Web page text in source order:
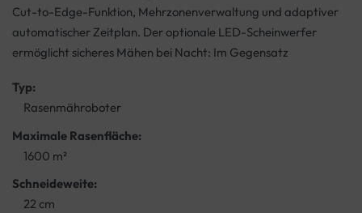
Cut-to-Edge-Funktion, Mehrzonenverwaltung und adaptiver
automatischer Zeitplan. Der optionale LED-Scheinwerfer
ermöglicht sicheres Mähen bei Nacht: Im Gegensatz
Typ:
Rasenmähroboter
Maximale Rasenfläche:
1600 m²
Schneideweite:
22 cm